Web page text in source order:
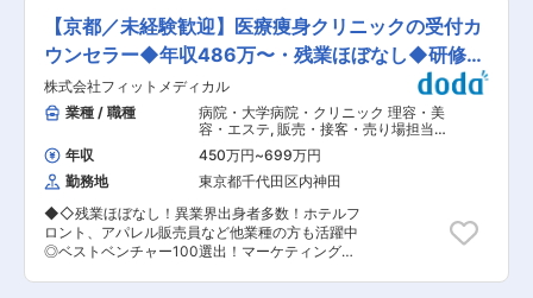
たり、有休と併用して平日に旅行に行ったりする
方も多いです。 変更の範囲：会社の定める業務
タッフ満足度とお客様満足度の両立を実現します
〜独立をお考えの方へ『private salon』という新
しい提案〜 【在籍年数が一定達した（規定あり）
スタッフに対し、会社に在籍しながら自分だけの
プライベートサロンをオープンできる権利】 ★店
舗名も自分で考えることができます！ （1）出店
資金あり （3）出店実務サポート、集客・ノウハ
ウ支援 変更の範囲：会社の定める業務
ーケティング担当者として、ブランドの成長を加
速させる戦略的な施策の企画・実行をリードして
いただきます。デジタルマーケティングを中心
に、顧客獲得からリテンション、ブランド認知拡
大まで幅広い領域で活躍いただけるポジションで
す。 夢のためにビジネスに飛び込んでいける方、
起業やスキルアップを望んでいる方を募集しま
す！ ■業務内容： 《媒体運用》 ホットペッパー
上での認知や興味獲得、媒体のアルコリズムのっ
とて費用対効果を最大化する。 《ソーシャルメデ
ィア運用》 InstagramやTwitter、TikTokなどの運
用を通じてブランドの認知度を高める。投稿スケ
ジュールの計画、フォロワーの増加施策、広告出
稿などを行う。 《ウェブ広告運用》 Google広告
やFacebook広告を運用し、クリック率（CTR）
【京都／未経験歓迎】医療痩身クリニックの受付カ
ウンセラー◆年収486万〜・残業ほぼなし◆研修制
度◎
株式会社フィットメディカル
業種 / 職種
病院・大学病院・クリニック 理容・美
容・エステ, 販売・接客・売り場担当
美容部員・エステティシャン・マッサ
ージ
年収 450万円~699万円
勤務地
東京都千代田区内神田
◆◇残業ほぼなし！異業界出身者多数！ホテルフ
ロント、アパレル販売員など他業種の方も活躍中
◎ベストベンチャー100選出！マーケティングを